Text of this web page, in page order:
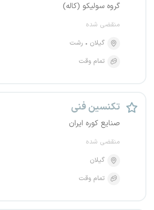
گروه سولیکو (کاله)
منقضی شده
گیلان
رشت
تمام وقت
تکنسین فنی
صنایع کوره ایران
منقضی شده
گیلان
تمام وقت